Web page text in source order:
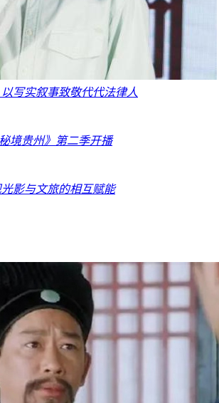
写实叙事致敬代代法律人
境贵州》第二季开播
影与文旅的相互赋能